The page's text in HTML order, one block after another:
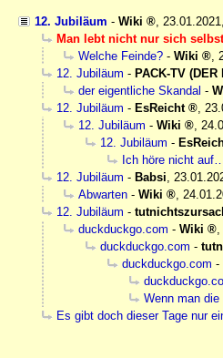
12. Jubiläum - Wiki ,
Man lebt nicht nur sich
Welche Feinde? - Wiki ,
12. Jubiläum - PACK-TV (DER
der eigentliche Skandal -
12. Jubiläum - EsReicht ,
12. Jubiläum - Wiki ,
12. Jubiläum -
Ich höre nicht
12. Jubiläum - Babsi,
Abwarten - Wiki ,
12. Jubiläum -
duckduckgo.com - Wiki ,
duckduckgo.com -
duckduckgo.com -
Wenn man
Es gibt doch dieser Tage nur